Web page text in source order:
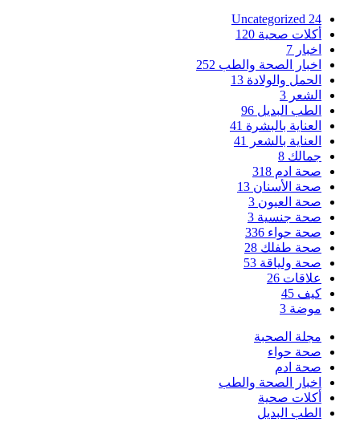
Uncategorized 24
أكلات صحية 120
اخبار 7
اخبار الصحة والطب 252
الحمل والولادة 13
الشعر 3
الطب البديل 96
العناية بالبشرة 41
العناية بالشعر
41
جمالك 8
صحة ادم 318
صحة الأسنان 13
صحة العيون 3
صحة جنسية 3
صحة حواء 336
صحة طفلك 28
صحة ولياقة 53
علاقات 26
كيف 45
موضة 3
مجلة الصحبة
صحة حواء
صحة ادم
اخبار الصحة والطب
أكلات صحية
الطب البديل